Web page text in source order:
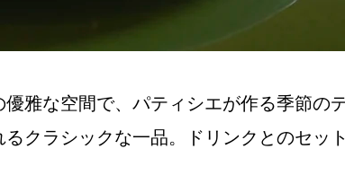
誠光社で選び
紹介します。
雅な空間で、パティシエが作る季節の
クラシックな一品。ドリンクとのセッ